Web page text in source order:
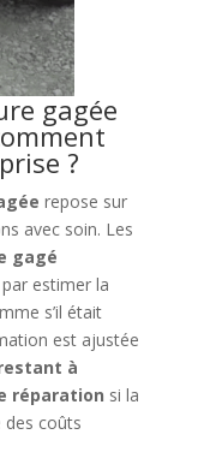
gagée
?
repose sur
avec soin. Les
gagé
estimer la
s’il était
est ajustée
à
réparation si la
des coûts